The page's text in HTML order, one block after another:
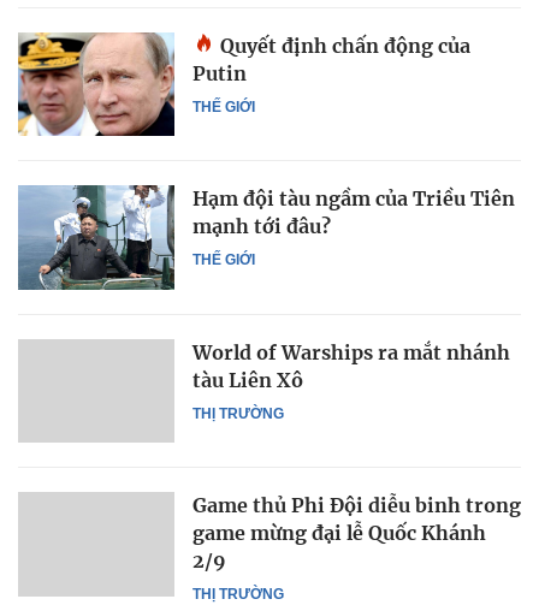
THẾ GIỚI
Quyết định chấn động của
Putin
THẾ GIỚI
Hạm đội tàu ngầm của Triều Tiên
mạnh tới đâu?
THỊ TRƯỜNG
World of Warships ra mắt nhánh
tàu Liên Xô
THỊ TRƯỜNG
Game thủ Phi Đội diễu binh trong
game mừng đại lễ Quốc Khánh
2/9